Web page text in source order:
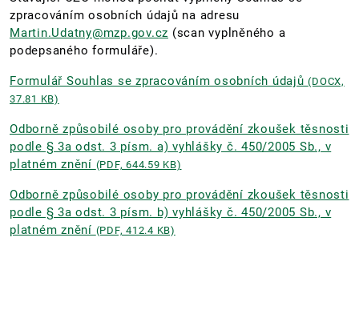
zpracováním osobních údajů na adresu
Martin.Udatny@mzp.gov.cz (scan vyplněného a
podepsaného formuláře).
Formulář Souhlas se zpracováním osobních údajů(DOCX,
37.81 KB)
Odborně způsobilé osoby pro provádění zkoušek těsnosti
podle § 3a odst. 3 písm. a) vyhlášky č. 450/2005 Sb., v
platném znění (PDF, 644.59 KB)
Odborně způsobilé osoby pro provádění zkoušek těsnosti
podle § 3a odst. 3 písm. b) vyhlášky č. 450/2005 Sb., v
platném znění (PDF, 412.4 KB)